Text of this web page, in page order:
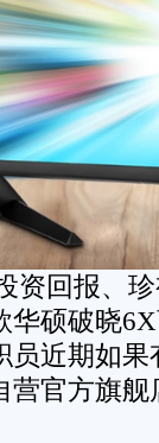
资回报、
华硕破晓
近期如
官方旗